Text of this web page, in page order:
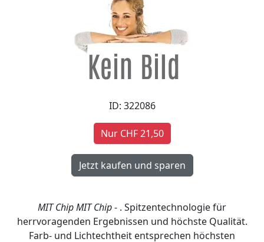
ID: 322086
Nur CHF 21,50
MIT ChipMIT Chip- . Spitzentechnologie für
herrvoragenden Ergebnissen und höchste Qualität.
Farb- und Lichtechtheit entsprechen höchsten